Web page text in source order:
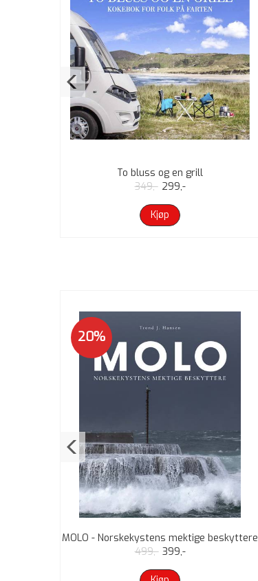
To bluss og en grill
349,- 299,-
Kjøp
20%
MOLO - Norskekystens mektige beskyttere
499,- 399,-